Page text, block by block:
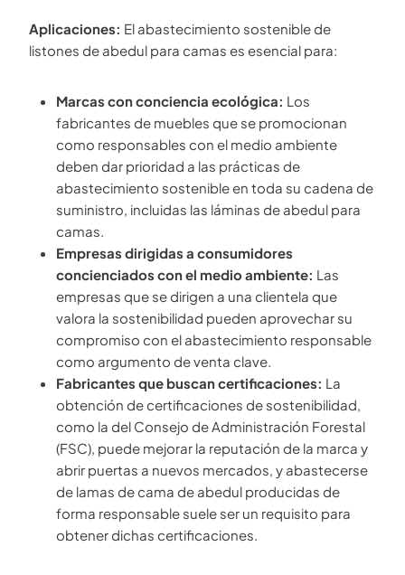
Aplicaciones: El abastecimiento sostenible de
listones de abedul para camas es esencial para:
Marcas con conciencia ecológica: Los
fabricantes de muebles que se promocionan
como responsables con el medio ambiente
deben dar prioridad a las prácticas de
abastecimiento sostenible en toda su cadena de
suministro, incluidas las láminas de abedul para
camas.
Empresas dirigidas a consumidores
concienciados con el medio ambiente: Las
empresas que se dirigen a una clientela que
valora la sostenibilidad pueden aprovechar su
compromiso con el abastecimiento responsable
como argumento de venta clave.
Fabricantes que buscan certificaciones: La
obtención de certificaciones de sostenibilidad,
como la del Consejo de Administración Forestal
(FSC), puede mejorar la reputación de la marca y
abrir puertas a nuevos mercados, y abastecerse
de lamas de cama de abedul producidas de
forma responsable suele ser un requisito para
obtener dichas certificaciones.